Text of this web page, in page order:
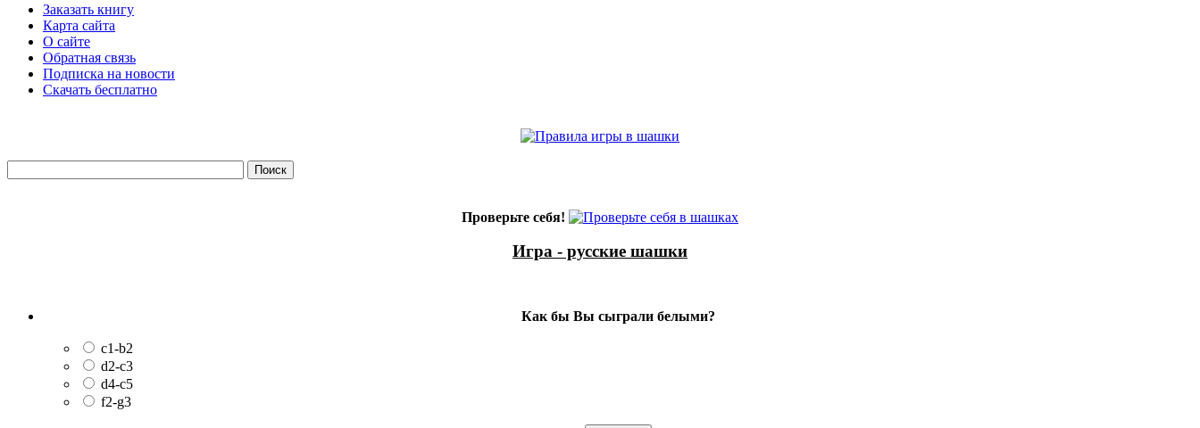
Заказать книгу
Карта сайта
О сайте
Обратная связь
Подписка на новости
Скачать бесплатно
Проверьте себя!
Игра - русские шашки
Как бы Вы сыграли белыми?
c1-b2
d2-c3
d4-c5
f2-g3